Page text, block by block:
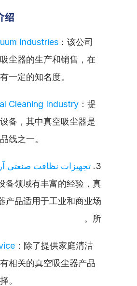
绍
Industries ：该公司
尘器的生产和销售，在
一定的知名度。
Cleaning Industry ：提
备，其中真空吸尘器是
线之一。
3. تجهیزات نظافت صنعتی
备领域有丰富的经验，真
产品适用于工业和商业场
所。
：除了提供家庭清洁
相关的真空吸尘器产品
。